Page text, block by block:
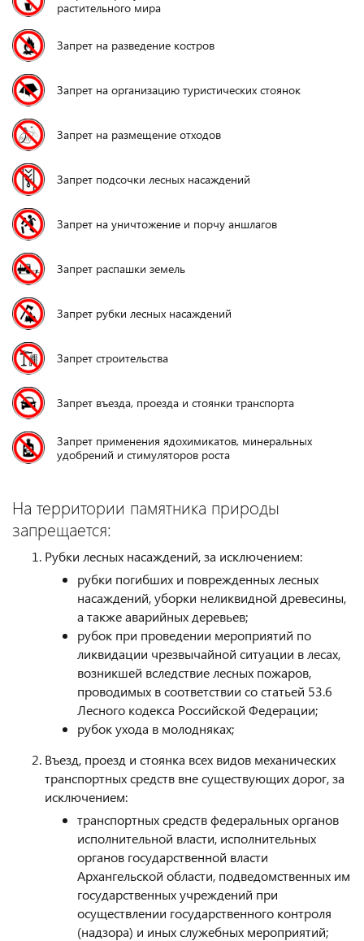
растительного мира
Запрет на разведение костров
Запрет на организацию туристических стоянок
Запрет на размещение отходов
Запрет подсочки лесных насаждений
Запрет на уничтожение и порчу аншлагов
Запрет распашки земель
Запрет рубки лесных насаждений
Запрет строительства
Запрет въезда, проезда и стоянки транспорта
Запрет применения ядохимикатов, минеральных
удобрений и стимуляторов роста
На территории памятника природы
запрещается:
Рубки лесных насаждений, за исключением:
рубки погибших и поврежденных лесных
насаждений, уборки неликвидной древесины,
а также аварийных деревьев;
рубок при проведении мероприятий по
ликвидации чрезвычайной ситуации в лесах,
возникшей вследствие лесных пожаров,
проводимых в соответствии со статьей 53.6
Лесного кодекса Российской Федерации;
рубок ухода в молодняках;
Въезд, проезд и стоянка всех видов механических
транспортных средств вне существующих дорог, за
исключением:
транспортных средств федеральных органов
исполнительной власти, исполнительных
органов государственной власти
Архангельской области, подведомственных им
государственных учреждений при
осуществлении государственного контроля
(надзора) и иных служебных мероприятий;